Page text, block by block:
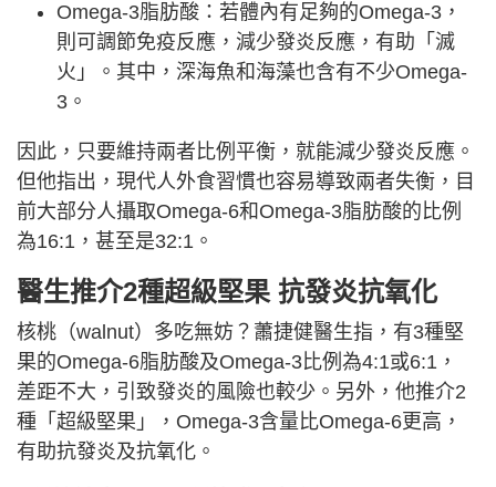
Omega-3脂肪酸：若體內有足夠的Omega-3，
則可調節免疫反應，減少發炎反應，有助「滅
火」。其中，深海魚和海藻也含有不少Omega-
3。
因此，只要維持兩者比例平衡，就能減少發炎反應。
但他指出，現代人外食習慣也容易導致兩者失衡，目
前大部分人攝取Omega-6和Omega-3脂肪酸的比例
為16:1，甚至是32:1。
醫生推介2種超級堅果 抗發炎抗氧化
核桃（walnut）多吃無妨？蕭捷健醫生指，有3種堅
果的Omega-6脂肪酸及Omega-3比例為4:1或6:1，
差距不大，引致發炎的風險也較少。另外，他推介2
種「超級堅果」，Omega-3含量比Omega-6更高，
有助抗發炎及抗氧化。